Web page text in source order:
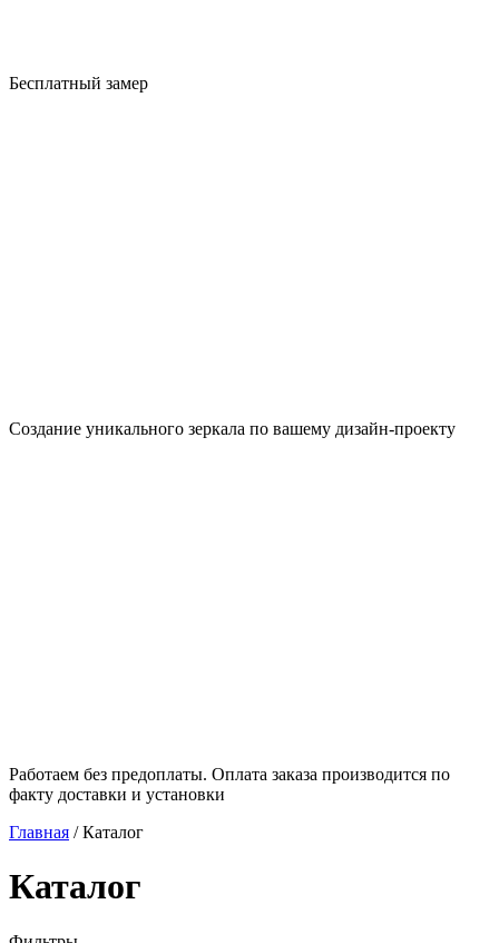
Бесплатный замер
Создание уникального зеркала по вашему дизайн-проекту
Работаем без предоплаты. Оплата заказа производится по
факту доставки и установки
Главная /Каталог
Каталог